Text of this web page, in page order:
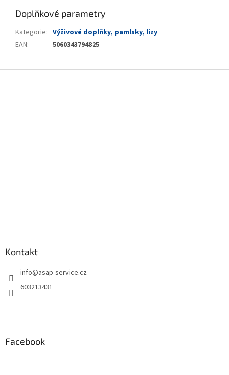
Doplňkové parametry
Kategorie: Výživové doplňky, pamlsky, lizy
EAN: 5060343794825
Kontakt
info@asap-service.cz
603213431
Facebook